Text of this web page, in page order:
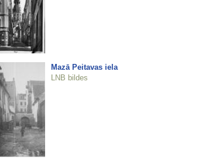
Mazā Peitavas iela
LNB bildes